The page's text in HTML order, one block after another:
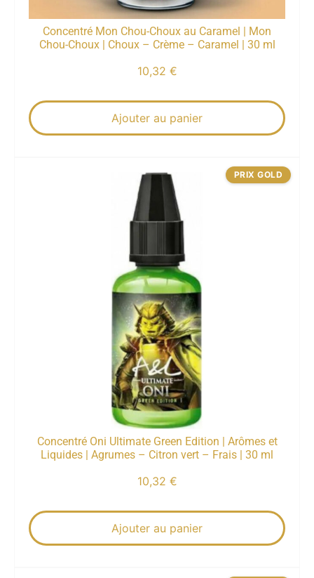
Concentré Mon Chou-Choux au Caramel | Mon
Chou-Choux | Choux – Crème – Caramel | 30 ml
10,32 €
Ajouter au panier
Concentré Oni Ultimate Green Edition | Arômes et
Liquides | Agrumes – Citron vert – Frais | 30 ml
10,32 €
Ajouter au panier
PRIX GOLD